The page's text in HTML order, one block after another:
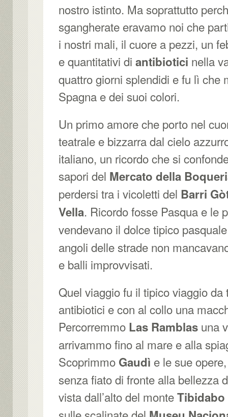
nostro istinto. Ma soprattutto
sgangherate eravamo noi che
i nostri mali, il cuore a pezzi, un
e quantitativi di antibiotici nella
quattro giorni splendidi e fu lì che
Spagna e dei suoi colori.
Un primo amore che porto nel
teatrale e bizzarra dal cielo
italiano, un ricordo che si
sapori del Mercato della
perdersi tra i vicoletti del Barri
Vella. Ricordo fosse Pasqua e le
vendevano il dolce tipico
angoli delle strade non
e balli improvvisati.
Quel viaggio fu il tipico viaggio
antibiotici e con al collo una
Percorremmo Las Ramblas una
arrivammo fino al mare e alla
Scoprimmo Gaudì e le sue
senza fiato di fronte alla bellezza
vista dall’alto del monteTibidabo